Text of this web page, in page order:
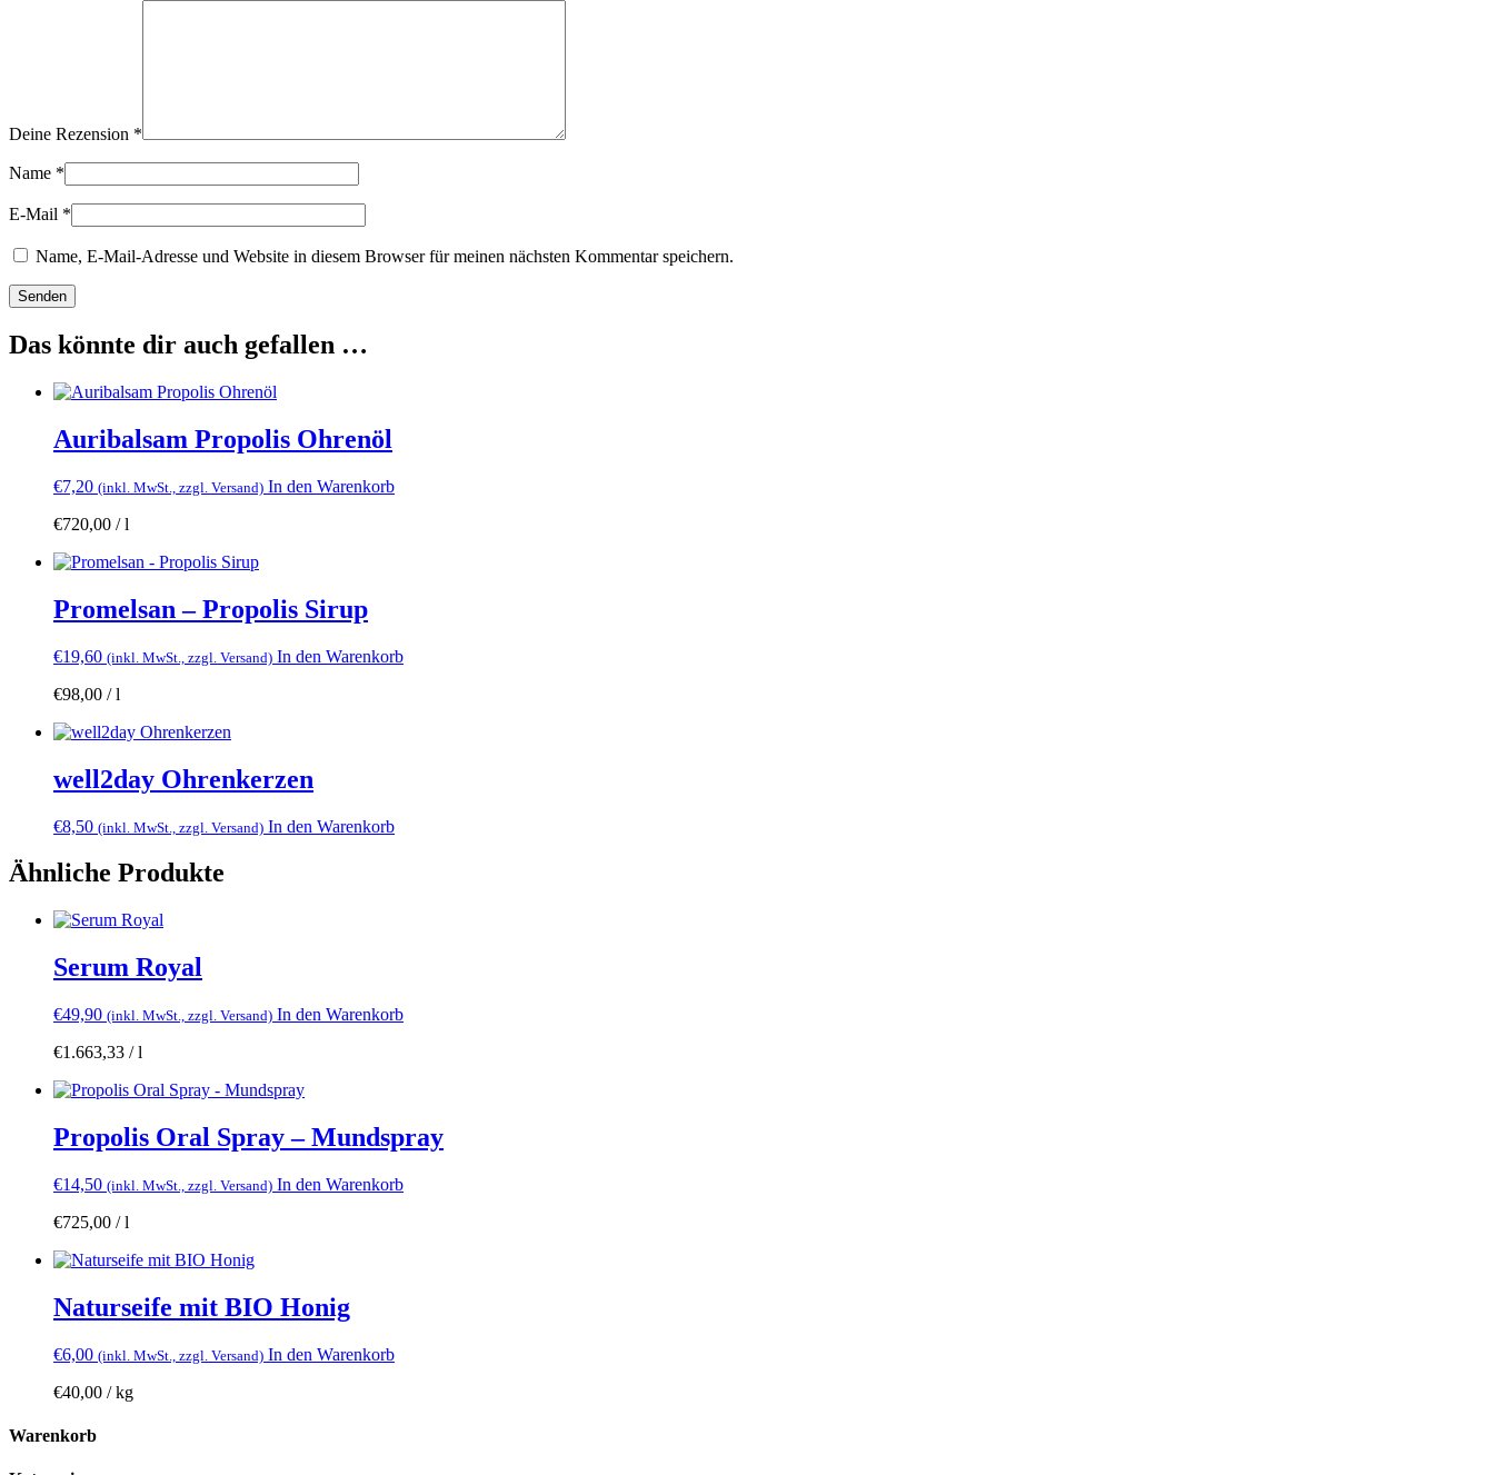
Deine Rezension *
Name *
E-Mail *
Name, E-Mail-Adresse und Website in diesem Browser für meinen nächsten Kommentar speichern.
Das könnte dir auch gefallen …
Auribalsam Propolis Ohrenöl
€7,20 (inkl. MwSt., zzgl. Versand) In den Warenkorb
€720,00 /l
Promelsan – Propolis Sirup
€19,60 (inkl. MwSt., zzgl. Versand) In den Warenkorb
€98,00 /l
well2day Ohrenkerzen
€8,50 (inkl. MwSt., zzgl. Versand) In den Warenkorb
Ähnliche Produkte
Serum Royal
€49,90 (inkl. MwSt., zzgl. Versand) In den Warenkorb
€1.663,33 /l
Propolis Oral Spray – Mundspray
€14,50 (inkl. MwSt., zzgl. Versand) In den Warenkorb
€725,00 /l
Naturseife mit BIO Honig
€6,00 (inkl. MwSt., zzgl. Versand) In den Warenkorb
€40,00 /kg
Warenkorb